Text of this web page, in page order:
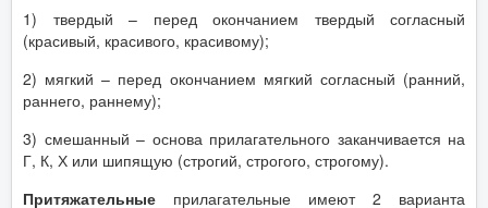
1) твердый – перед окончанием твердый согласный
(красивый, красивого, красивому);
2) мягкий – перед окончанием мягкий согласный (ранний,
раннего, раннему);
3) смешанный – основа прилагательного заканчивается на
Г, К, Х или шипящую (строгий, строгого, строгому).
Притяжательные прилагательные имеют 2 варианта